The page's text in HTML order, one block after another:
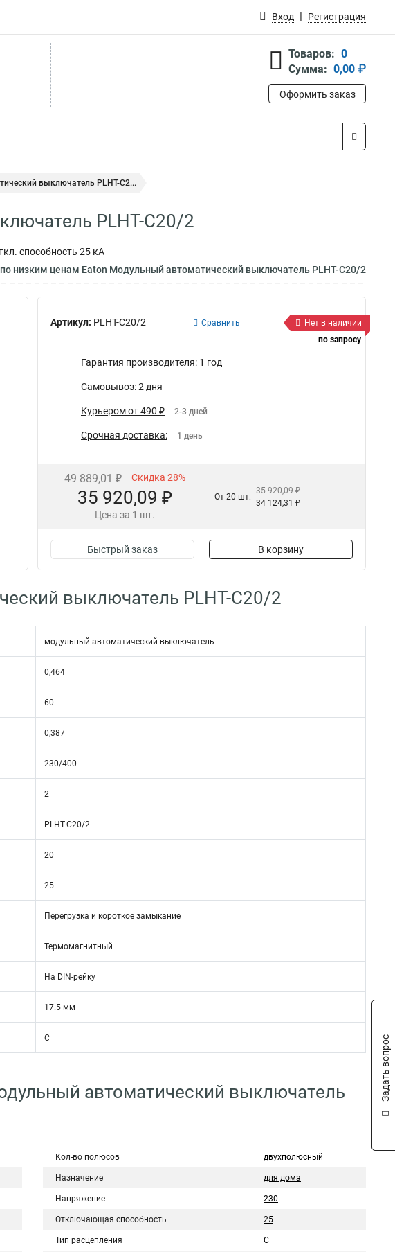
Вход Регистрация
Товаров: 0
Сумма: 0,00 ₽
Оформить заказ
выключатель PLHT-C2...
PLHT-C20/2
способность 25 кА
низким ценам Eaton Модульный автоматический выключатель PLHT-C20/2
Артикул: PLHT-C20/2 Сравнить
Нет в наличии
по запросу
Гарантия производителя: 1 год
Самовывоз: 2 дня
Курьером от 490 ₽ 2-3 дней
Срочная доставка: 1 день
49 889,01 ₽ Скидка 28%
35 920,09 ₽
Цена за 1 шт.
От 20 шт:
35 920,09 ₽
34 124,31 ₽
Быстрый заказ В корзину
выключатель PLHT-C20/2
модульный автоматический выключатель
0,464
60
0,387
230/400
2
PLHT-C20/2
20
25
Перегрузка и короткое замыкание
Термомагнитный
На DIN-рейку
17.5 мм
C
автоматический выключатель
Кол-во полюсов двухполюсный
Назначение для дома
Напряжение 230
Отключающая способность 25
Тип расцепления C
Задать вопрос